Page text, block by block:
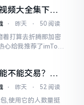
频大全集下
懂怎么用
⋅ 昨天 ⋅ 50 阅读
着打算去折腾那加密
心给我推荐了imTok
不能交易？一
⋅ 昨天 ⋅ 52 阅读
,使用它的人数量挺